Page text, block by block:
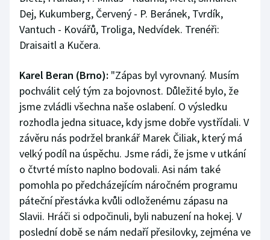
Dej, Kukumberg, Červený - P. Beránek, Tvrdík,
Vantuch - Kovářů, Troliga, Nedvídek. Trenéři:
Draisaitl a Kučera.
Karel Beran (Brno): "Zápas byl vyrovnaný. Musím
pochválit celý tým za bojovnost. Důležité bylo, že
jsme zvládli všechna naše oslabení. O výsledku
rozhodla jedna situace, kdy jsme dobře vystřídali. V
závěru nás podržel brankář Marek Čiliak, který má
velký podíl na úspěchu. Jsme rádi, že jsme v utkání
o čtvrté místo naplno bodovali. Asi nám také
pomohla po předcházejícím náročném programu
páteční přestávka kvůli odloženému zápasu na
Slavii. Hráči si odpočinuli, byli nabuzení na hokej. V
poslední době se nám nedaří přesilovky, zejména ve